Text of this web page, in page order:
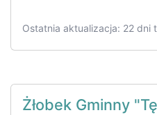
Ostatnia aktualizacja: 22 dni
Żłobek Gminny